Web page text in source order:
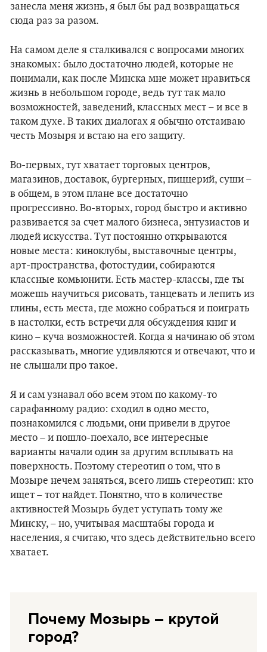
занесла меня жизнь, я был бы рад возвращаться
сюда раз за разом.
На самом деле я сталкивался с вопросами многих
знакомых: было достаточно людей, которые не
понимали, как после Минска мне может нравиться
жизнь в небольшом городе, ведь тут так мало
возможностей, заведений, классных мест – и все в
таком духе. В таких диалогах я обычно отстаиваю
честь Мозыря и встаю на его защиту.
Во-первых, тут хватает торговых центров,
магазинов, доставок, бургерных, пиццерий, суши –
в общем, в этом плане все достаточно
прогрессивно. Во-вторых, город быстро и активно
развивается за счет малого бизнеса, энтузиастов и
людей искусства. Тут постоянно открываются
новые места: киноклубы, выставочные центры,
арт-пространства, фотостудии, собираются
классные комьюнити. Есть мастер-классы, где ты
можешь научиться рисовать, танцевать и лепить из
глины, есть места, где можно собраться и поиграть
в настолки, есть встречи для обсуждения книг и
кино – куча возможностей. Когда я начинаю об этом
рассказывать, многие удивляются и отвечают, что и
не слышали про такое.
Я и сам узнавал обо всем этом по какому-то
сарафанному радио: сходил в одно место,
познакомился с людьми, они привели в другое
место – и пошло-поехало, все интересные
варианты начали один за другим всплывать на
поверхность. Поэтому стереотип о том, что в
Мозыре нечем заняться, всего лишь стереотип: кто
ищет – тот найдет. Понятно, что в количестве
активностей Мозырь будет уступать тому же
Минску, – но, учитывая масштабы города и
населения, я считаю, что здесь действительно всего
хватает.
Почему Мозырь – крутой
город?